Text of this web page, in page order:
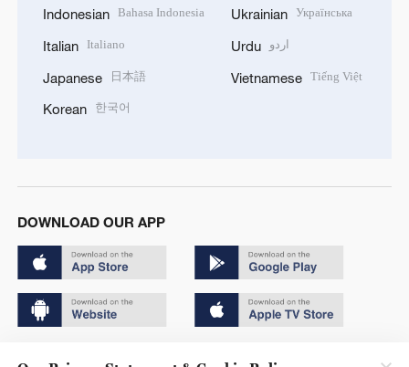
Indonesian Bahasa Indonesia
Italian Italiano
Japanese 日本語
Korean 한국어
Ukrainian Українська
Urdu اردو
Vietnamese Tiếng Việt
DOWNLOAD OUR APP